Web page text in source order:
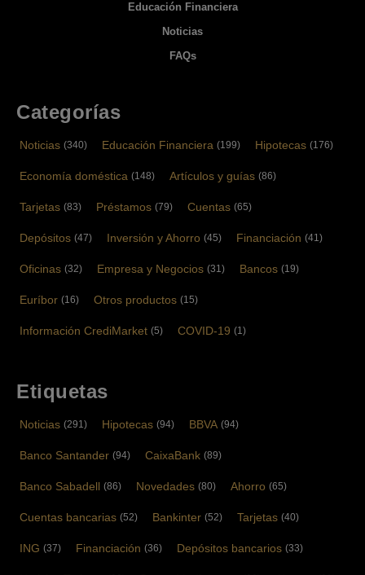
Educación Financiera
Noticias
FAQs
Categorías
Noticias (340) Educación Financiera (199) Hipotecas (176)
Economía doméstica (148) Artículos y guías (86)
Tarjetas (83) Préstamos (79) Cuentas (65)
Depósitos (47) Inversión y Ahorro (45) Financiación (41)
Oficinas (32) Empresa y Negocios (31) Bancos (19)
Euríbor (16) Otros productos (15)
Información CrediMarket (5) COVID-19 (1)
Etiquetas
Noticias (291) Hipotecas (94) BBVA (94)
Banco Santander (94) CaixaBank (89)
Banco Sabadell (86) Novedades (80) Ahorro (65)
Cuentas bancarias (52) Bankinter (52) Tarjetas (40)
ING (37) Financiación (36) Depósitos bancarios (33)